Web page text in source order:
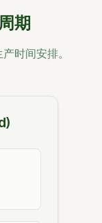
期
时间安排。